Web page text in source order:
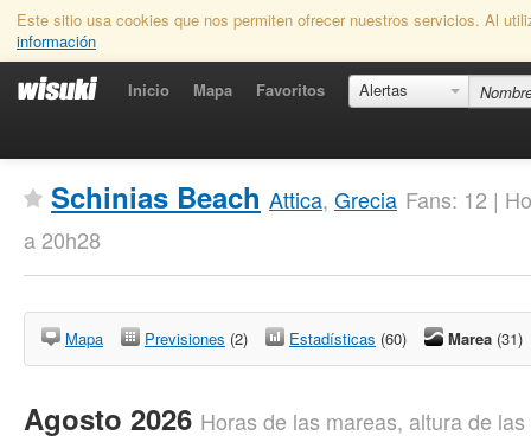
Este sitio usa cookies que nos permiten ofrecer nuestros servicios. Al
información
Inicio Mapa Favoritos Alertas
Schinias Beach Attica, Grecia Fans: 12 |
a 20h28
Mapa Previsiones (2) Estadísticas (60) Marea (31)
Agosto 2026 Horas de las mareas, altura de